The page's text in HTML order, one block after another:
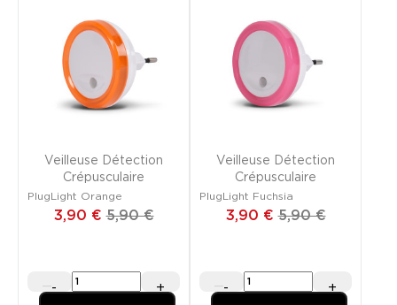
Veilleuse Détection
Crépusculaire
PlugLight Orange
3,90 € 5,90 €
- +
Veilleuse Détection
Crépusculaire
PlugLight Fuchsia
3,90 € 5,90 €
- +